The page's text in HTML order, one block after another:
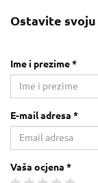
Ostavite
Ime i prezime *
E-mail adresa *
Vaša ocjena *